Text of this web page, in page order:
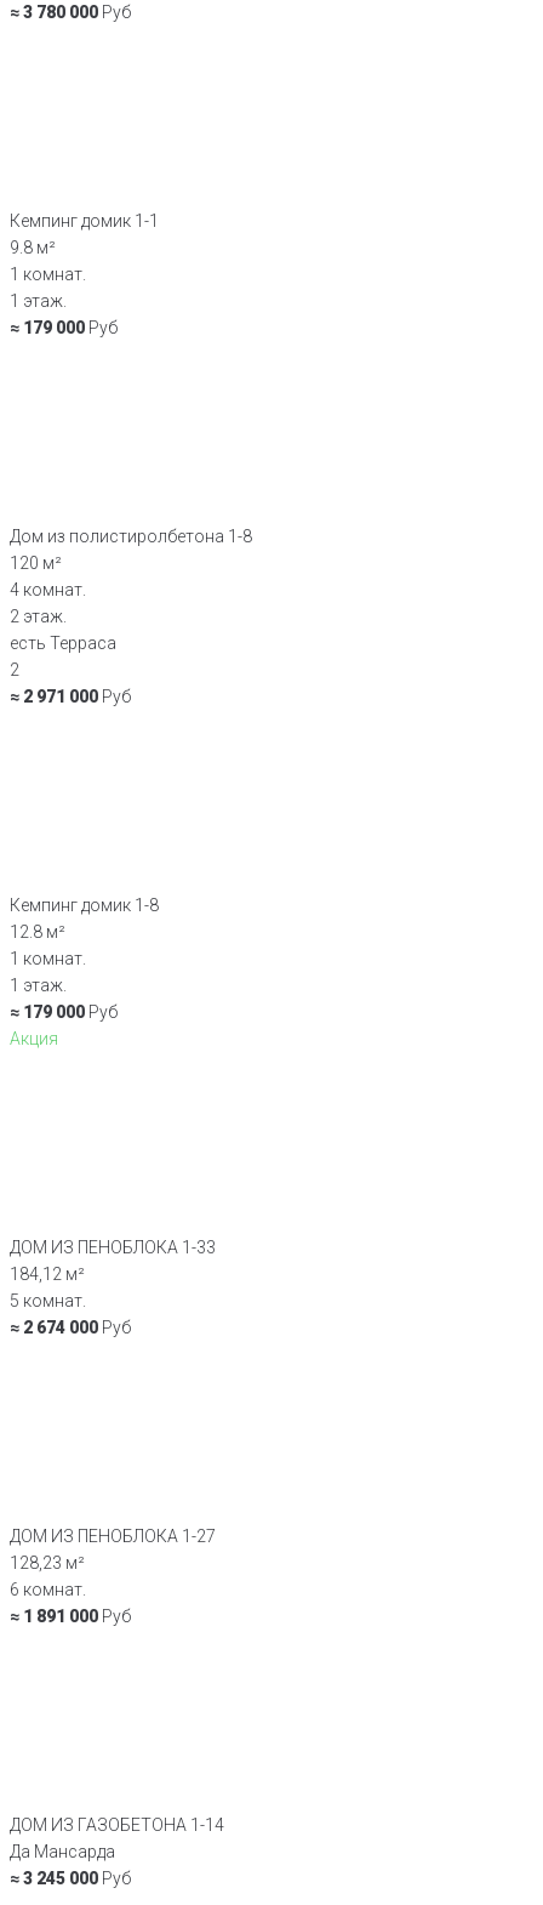
≈ 3 780 000 Руб
Кемпинг домик 1-1
9.8 м²
1 комнат.
1 этаж.
≈ 179 000 Руб
Дом из полистиролбетона 1-8
120 м²
4 комнат.
2 этаж.
есть Терраса
2
≈ 2 971 000 Руб
Кемпинг домик 1-8
12.8 м²
1 комнат.
1 этаж.
≈ 179 000 Руб
Акция
ДОМ ИЗ ПЕНОБЛОКА 1-33
184,12 м²
5 комнат.
≈ 2 674 000 Руб
ДОМ ИЗ ПЕНОБЛОКА 1-27
128,23 м²
6 комнат.
≈ 1 891 000 Руб
ДОМ ИЗ ГАЗОБЕТОНА 1-14
Да Мансарда
≈ 3 245 000 Руб